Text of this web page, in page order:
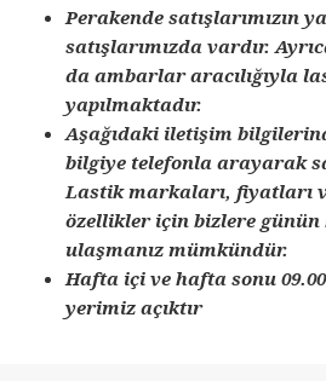
Perakende satışlarımızın
satışlarımızda vardır.
da ambarlar aracılığıyla
yapılmaktadır.
Aşağıdaki iletişim
bilgiye telefonla arayarak
Lastik markaları, fiyatları
özellikler için bizlere
ulaşmanız mümkündür.
Hafta içi ve hafta sonu
yerimiz açıktır